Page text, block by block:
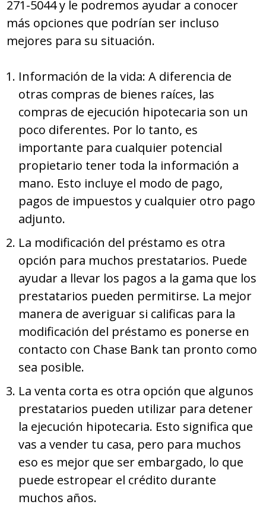
271-5044 y le podremos ayudar a conocer
más opciones que podrían ser incluso
mejores para su situación.
Información de la vida: A diferencia de
otras compras de bienes raíces, las
compras de ejecución hipotecaria son un
poco diferentes. Por lo tanto, es
importante para cualquier potencial
propietario tener toda la información a
mano. Esto incluye el modo de pago,
pagos de impuestos y cualquier otro pago
adjunto.
La modificación del préstamo es otra
opción para muchos prestatarios. Puede
ayudar a llevar los pagos a la gama que los
prestatarios pueden permitirse. La mejor
manera de averiguar si calificas para la
modificación del préstamo es ponerse en
contacto con Chase Bank tan pronto como
sea posible.
La venta corta es otra opción que algunos
prestatarios pueden utilizar para detener
la ejecución hipotecaria. Esto significa que
vas a vender tu casa, pero para muchos
eso es mejor que ser embargado, lo que
puede estropear el crédito durante
muchos años.